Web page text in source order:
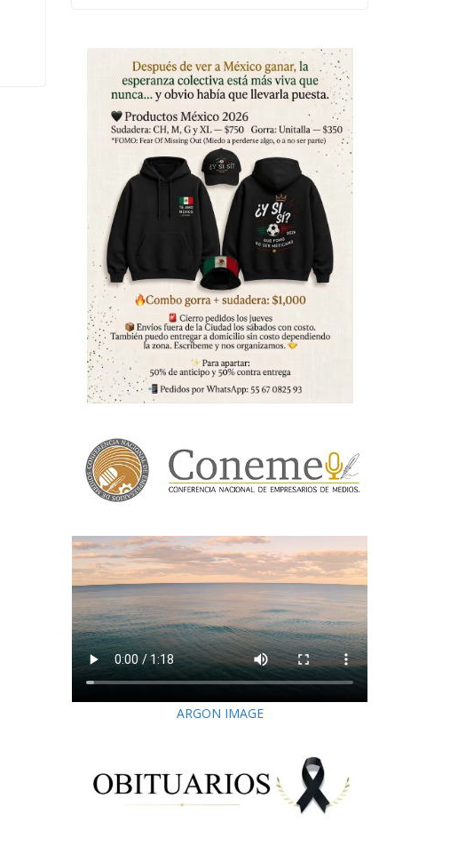
ARGON IMAGE